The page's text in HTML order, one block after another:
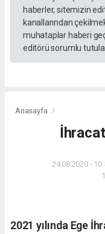
haberler, sitemizin
kanallarından
muhataplar haberi
editörü sorumlu
Anasayfa
24.08.2020 -
2021 yılında Ege